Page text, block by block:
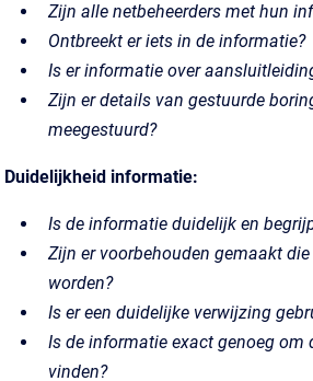
Zijn alle netbeheerders met hun
Ontbreekt er iets in de informatie?
Is er informatie over
Zijn er details van gestuurde
meegestuurd?
Duidelijkheid informatie:
Is de informatie duidelijk en
Zijn er voorbehouden gemaakt
worden?
Is er een duidelijke verwijzing
Is de informatie exact genoeg om
vinden?